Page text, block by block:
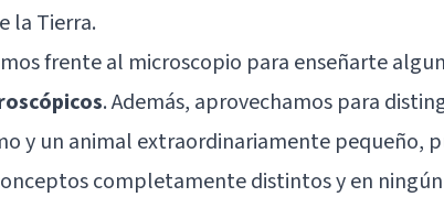
la Tierra.
frente al microscopio para enseñarte
. Además, aprovechamos para
y un animal extraordinariamente pequeño,
completamente distintos y en